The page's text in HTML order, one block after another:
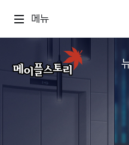
메뉴
업